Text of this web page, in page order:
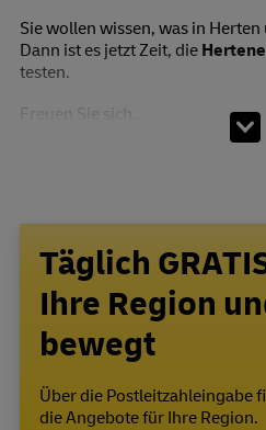
Sie wollen wissen, was in
Dann ist es jetzt Zeit, die
testen.
Freuen Sie sich...
Täglich
Ihre Region
bewegt
Über die Postleitzahleingabe
die Angebote für Ihre Region.